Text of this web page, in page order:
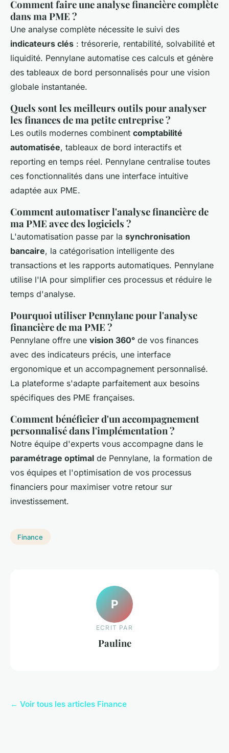
Comment faire une analyse financière complète
dans ma PME ?
Une analyse complète nécessite le suivi des
indicateurs clés : trésorerie, rentabilité, solvabilité et
liquidité. Pennylane automatise ces calculs et génère
des tableaux de bord personnalisés pour une vision
globale instantanée.
Quels sont les meilleurs outils pour analyser
les finances de ma petite entreprise ?
Les outils modernes combinent comptabilité
automatisée, tableaux de bord interactifs et
reporting en temps réel. Pennylane centralise toutes
ces fonctionnalités dans une interface intuitive
adaptée aux PME.
Comment automatiser l'analyse financière de
ma PME avec des logiciels ?
L'automatisation passe par la synchronisation
bancaire, la catégorisation intelligente des
transactions et les rapports automatiques. Pennylane
utilise l'IA pour simplifier ces processus et réduire le
temps d'analyse.
Pourquoi utiliser Pennylane pour l'analyse
financière de ma PME ?
Pennylane offre une vision 360° de vos finances
avec des indicateurs précis, une interface
ergonomique et un accompagnement personnalisé.
La plateforme s'adapte parfaitement aux besoins
spécifiques des PME françaises.
Comment bénéficier d'un accompagnement
personnalisé dans l'implémentation ?
Notre équipe d'experts vous accompagne dans le
paramétrage optimal de Pennylane, la formation de
vos équipes et l'optimisation de vos processus
financiers pour maximiser votre retour sur
investissement.
Finance
P
ECRIT PAR
Pauline
← Voir tous les articles Finance